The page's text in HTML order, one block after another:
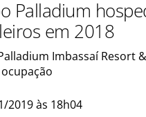
Palladium
em 2018
Imbassaí Resort
2019 às 18h04